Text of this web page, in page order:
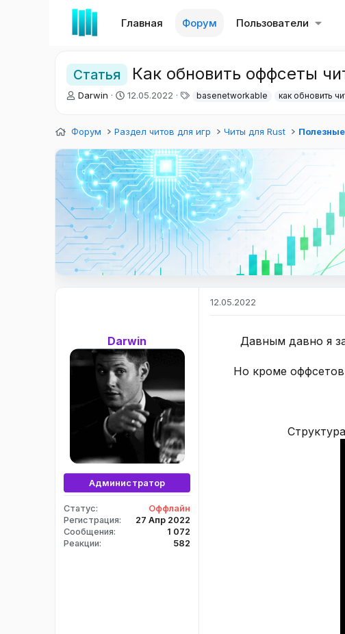
Главная Форум Пользователи
Статья Как обновить оффсеты
А
о
т
е
м
ы
Darwin
Д
а
а
ч
а
л
а
12.05.2022
Т
и
basenetworkable как обновить
Форум Раздел читов для игр Читы для Rust
Darwin
Администратор
Статус
Оффлайн
Регистрация
27 Апр 2022
Сообщения
1 072
Реакции
582
12.05.2022
Давным давно я
Но кроме оффсетов